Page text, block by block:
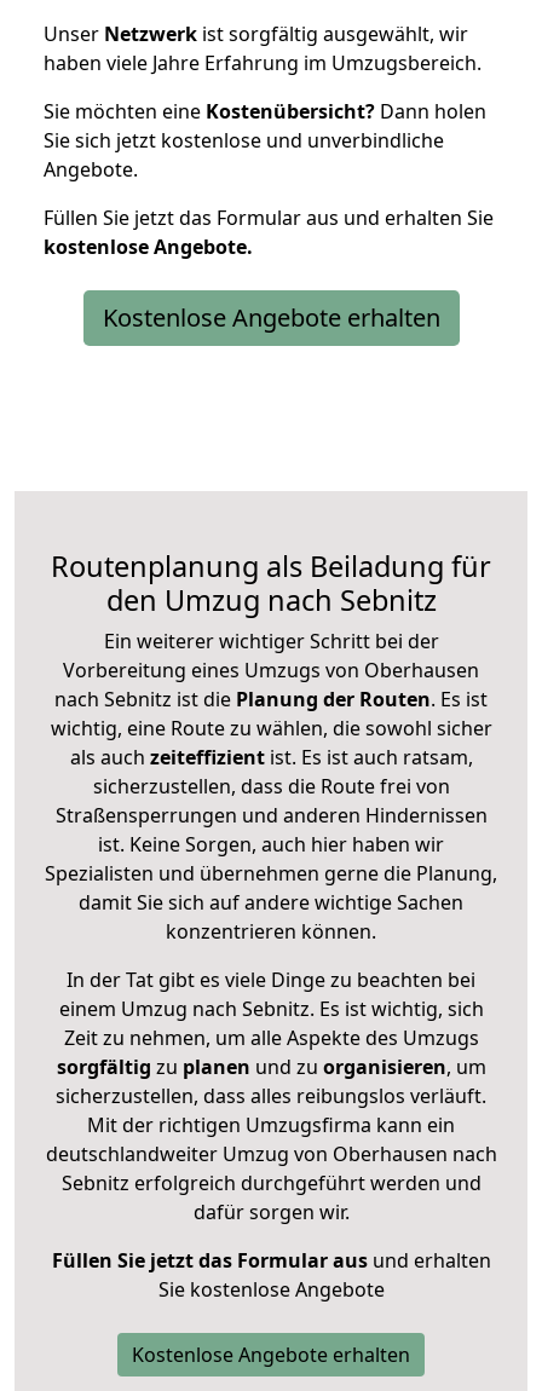
Unser Netzwerk ist sorgfältig ausgewählt, wir
haben viele Jahre Erfahrung im Umzugsbereich.
Sie möchten eine Kostenübersicht? Dann holen
Sie sich jetzt kostenlose und unverbindliche
Angebote.
Füllen Sie jetzt das Formular aus und erhalten Sie
kostenloseAngebote.
Kostenlose Angebote erhalten
Routenplanung als Beiladung für
den Umzug nach Sebnitz
Ein weiterer wichtiger Schritt bei der
Vorbereitung eines Umzugs von Oberhausen
nach Sebnitz ist die Planung der Routen. Es ist
wichtig, eine Route zu wählen, die sowohl sicher
als auch zeiteffizientist. Es ist auch ratsam,
sicherzustellen, dass die Route frei von
Straßensperrungen und anderen Hindernissen
ist. Keine Sorgen, auch hier haben wir
Spezialisten und übernehmen gerne die Planung,
damit Sie sich auf andere wichtige Sachen
konzentrieren können.
In der Tat gibt es viele Dinge zu beachten bei
einem Umzug nach Sebnitz. Es ist wichtig, sich
Zeit zu nehmen, um alle Aspekte des Umzugs
sorgfältig zu planen und zu organisieren, um
sicherzustellen, dass alles reibungslos verläuft.
Mit der richtigen Umzugsfirma kann ein
deutschlandweiter Umzug von Oberhausen nach
Sebnitz erfolgreich durchgeführt werden und
dafür sorgen wir.
Füllen Sie jetzt das Formular ausund erhalten
Sie kostenlose Angebote
Kostenlose Angebote erhalten